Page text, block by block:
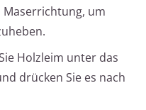
Maserrichtung, um
Holzleim unter das
drücken Sie es nach